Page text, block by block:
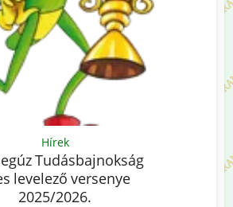
Hírek
Tudásbajnokság
levelező versenye
2025/2026.